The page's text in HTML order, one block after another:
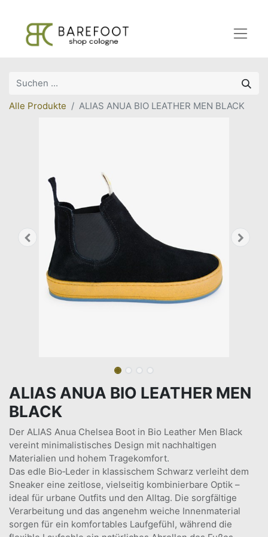
Alle Produkte ALIAS ANUA BIO LEATHER MEN BLACK
ALIAS ANUA BIO LEATHER MEN
BLACK
Der ALIAS Anua Chelsea Boot in Bio Leather Men Black
vereint minimalistisches Design mit nachhaltigen
Materialien und hohem Tragekomfort.
Das edle Bio‑Leder in klassischem Schwarz verleiht dem
Sneaker eine zeitlose, vielseitig kombinierbare Optik –
ideal für urbane Outfits und den Alltag. Die sorgfältige
Verarbeitung und das angenehm weiche Innenmaterial
sorgen für ein komfortables Laufgefühl, während die